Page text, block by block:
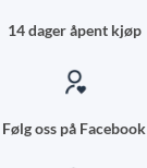
14 dager åpent kjøp
Følg oss på Facebook